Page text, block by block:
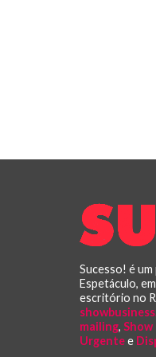
Sucesso! é
Espetáculo,
escritório no
mailing, Show
Urgentee